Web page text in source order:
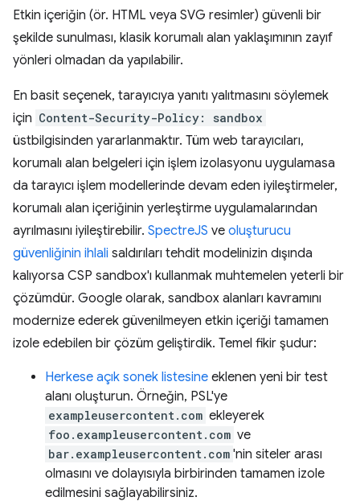
Etkin içeriğin (ör. HTML veya SVG resimler) güvenli bir
şekilde sunulması, klasik korumalı alan yaklaşımının zayıf
yönleri olmadan da yapılabilir.
En basit seçenek, tarayıcıya yanıtı yalıtmasını söylemek
için Content-Security-Policy: sandbox
üstbilgisinden yararlanmaktır. Tüm web tarayıcıları,
korumalı alan belgeleri için işlem izolasyonu uygulamasa
da tarayıcı işlem modellerinde devam eden iyileştirmeler,
korumalı alan içeriğinin yerleştirme uygulamalarından
ayrılmasını iyileştirebilir. SpectreJS ve oluşturucu
güvenliğinin ihlali saldırıları tehdit modelinizin dışında
kalıyorsa CSP sandbox'ı kullanmak muhtemelen yeterli bir
çözümdür. Google olarak, sandbox alanları kavramını
modernize ederek güvenilmeyen etkin içeriği tamamen
izole edebilen bir çözüm geliştirdik. Temel fikir şudur:
Herkese açık sonek listesine eklenen yeni bir test
alanı oluşturun. Örneğin, PSL'ye
exampleusercontent.com ekleyerek
foo.exampleusercontent.com ve
bar.exampleusercontent.com 'nin siteler arası
olmasını ve dolayısıyla birbirinden tamamen izole
edilmesini sağlayabilirsiniz.